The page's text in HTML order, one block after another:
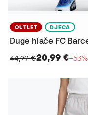
OUTLET DJECA
44,99 €20,99 €−53%